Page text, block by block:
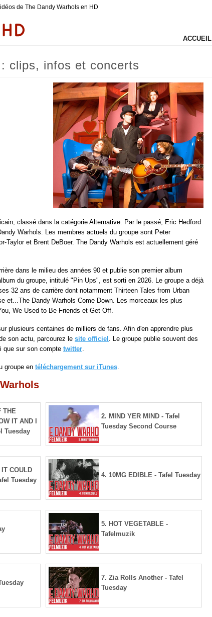
de The Dandy Warhols en HD
ACCUEIL
clips, infos et concerts
classé dans la catégorie Alternative. Par le passé, Eric Hedford
Warhols. Les membres actuels du groupe sont Peter
et Brent DeBoer. The Dandy Warhols est actuellement géré
dans le milieu des années 90 et publie son premier album
du groupe, intitulé "Pin Ups", est sorti en 2026. Le groupe a déjà
32 ans de carrière dont notamment Thirteen Tales from Urban
et...The Dandy Warhols Come Down. Les morceaux les plus
We Used to Be Friends et Get Off.
plusieurs centaines de milliers de fans. Afin d'en apprendre plus
son actu, parcourez le site officiel . Le groupe publie souvent des
que sur son compte twitter.
groupe en téléchargement sur iTunes.
THE
IT AND I
Tuesday
2. MIND YER MIND - Tafel
Tuesday Second Course
COULD
Tuesday
4. 10MG EDIBLE - Tafel Tuesday
5. HOT VEGETABLE -
Tafelmuzik
7. Zia Rolls Another - Tafel
Tuesday